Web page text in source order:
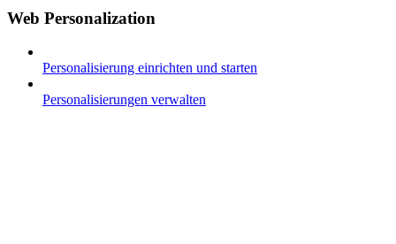
Web Personalization
Personalisierung einrichten und starten
Personalisierungen verwalten